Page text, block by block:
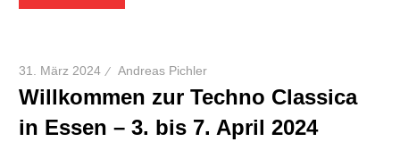
31. März 2024 Andreas Pichler
Willkommen zur Techno Classica
in Essen – 3. bis 7. April 2024